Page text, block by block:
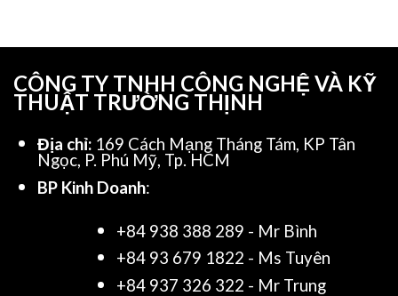
CÔNG TY TNHH CÔNG NGHỆ VÀ KỸ
THUẬT TRƯỜNG THỊNH
Địa chỉ: 169 Cách Mạng Tháng Tám, KP Tân
Ngọc, P. Phú Mỹ, Tp. HCM
BP Kinh Doanh:
+84 938 388 289 - Mr Bình
+84 93 679 1822 - Ms Tuyên
+84 937 326 322 - Mr Trung